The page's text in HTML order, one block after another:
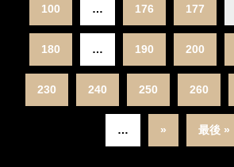
100 … 176 177
180 … 190 200
230 240 250 260
… » 最後 »